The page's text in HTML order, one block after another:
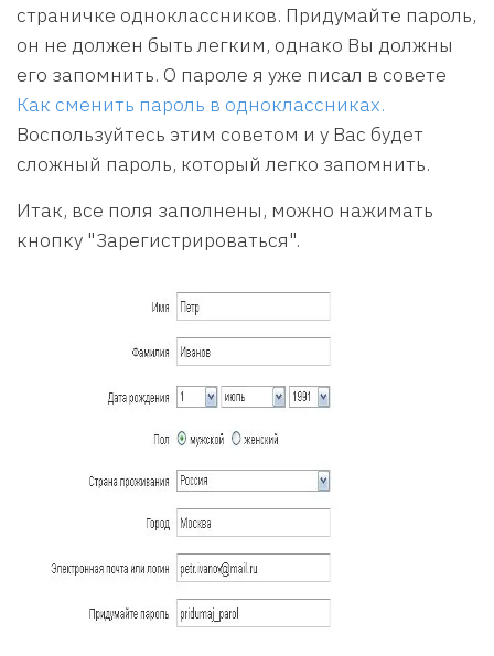
страничке одноклассников. Придумайте пароль,
он не должен быть легким, однако Вы должны
его запомнить. О пароле я уже писал в совете
Как сменить пароль в одноклассниках.
Воспользуйтесь этим советом и у Вас будет
сложный пароль, который легко запомнить.
Итак, все поля заполнены, можно нажимать
кнопку "Зарегистрироваться".